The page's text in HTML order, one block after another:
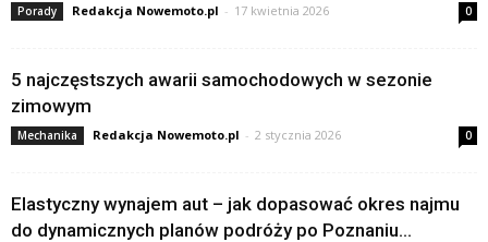
Porady Redakcja Nowemoto.pl - 17 kwietnia 2026 0
5 najczęstszych awarii samochodowych w sezonie
zimowym
Mechanika Redakcja Nowemoto.pl - 2 stycznia 2026 0
Elastyczny wynajem aut – jak dopasować okres najmu
do dynamicznych planów podróży po Poznaniu...